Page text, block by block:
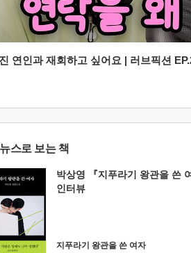
연인과 재회하고 싶어요 | 러브픽션
스로 보는 책
박상영 『지푸라기 왕관을 쓴
인터뷰
지푸라기 왕관을 쓴 여자